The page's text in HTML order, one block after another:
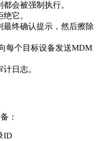
会被强制执行。
它。
终确认提示，然后擦除
每个目标设备发送MDM
日志。
：
ID